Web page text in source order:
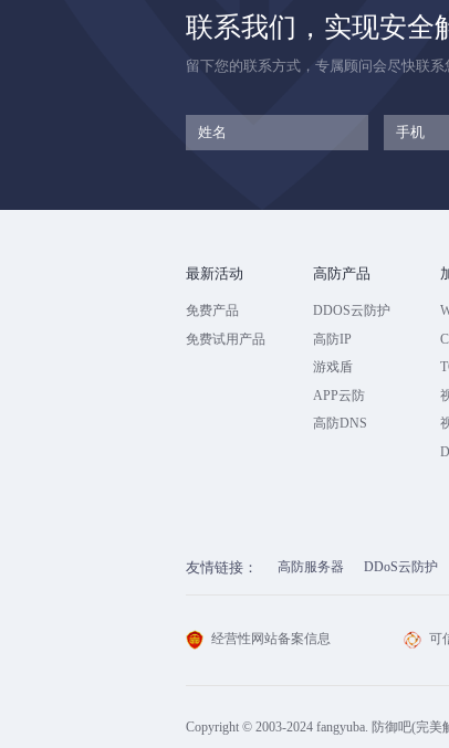
联系我们，实现安全
留下您的联系方式，专属顾问会尽快联系
最新活动
免费产品
免费试用产品
高防产品
DDOS云防护
高防IP
游戏盾
APP云防
高防DNS
友情链接： 高防服务器 DDoS云防护
经营性网站备案信息 可
Copyright © 2003-2024 fangyuba. 防御吧(完